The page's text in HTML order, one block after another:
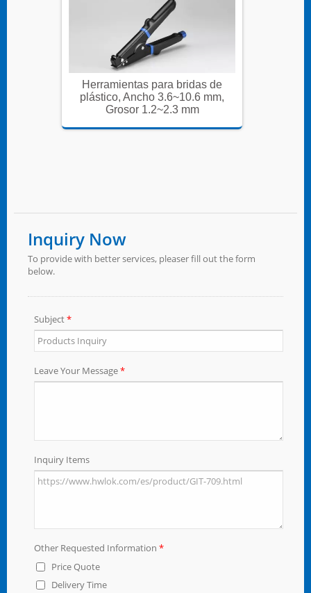
Herramientas para bridas de
plástico, Ancho 3.6~10.6 mm,
Grosor 1.2~2.3 mm